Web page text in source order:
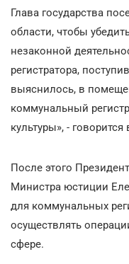
Глава государства
области, чтобы
незаконной
регистратора,
выяснилось, в
коммунальный
культуры», -
После этого
Министра юстиции
для коммунальных
осуществлять
сфере.